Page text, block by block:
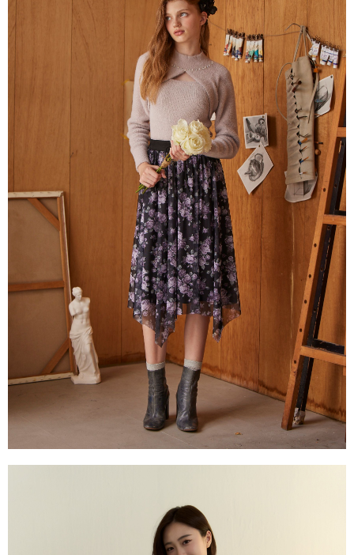
每筆NT$80，滿NT$2,000(含以上)免運費
每筆NT$80，滿NT$2,000(含以上)免運費
每筆NT$100，滿NT$2,000(含以上)免運費